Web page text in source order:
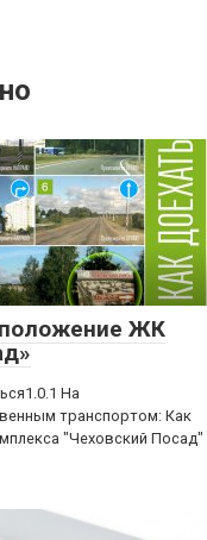
ЖК
На
транспортом: Как
"Чеховский Посад"